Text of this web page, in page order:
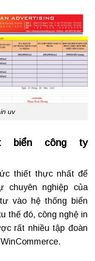
uv
biển công ty
thiết thực nhất để
chuyên nghiệp của
vào hệ thống biển
thế đó, công nghệ in
rất nhiều tập đoàn